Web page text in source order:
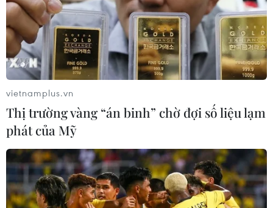
#Liên minh châu Âu #Xe điện #Brexit
#Xe EV
#Thỏa thuận thương mại hậu Brexit
Theo dõi VietnamPlus
vietnamplus.vn
Thị trường vàng “án binh” chờ đợi số liệu lạm
phát của Mỹ